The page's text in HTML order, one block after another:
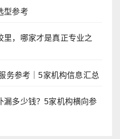
型参考
里，哪家才是真正专业之
务参考｜5家机构信息汇总
漏多少钱？5家机构横向参